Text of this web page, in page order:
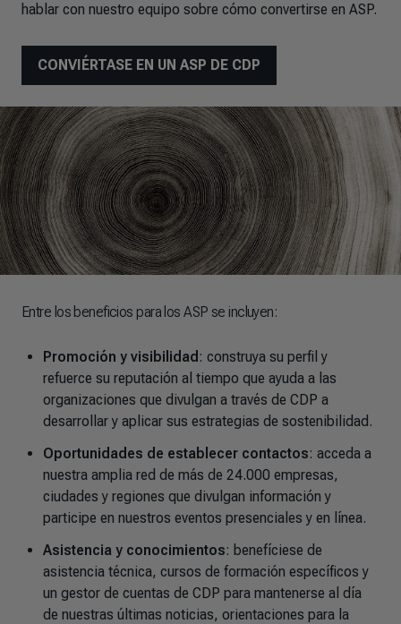
hablar con nuestro equipo sobre cómo convertirse en ASP.
CONVIÉRTASE EN UN ASP DE CDP
Entre los beneficios para los ASP se incluyen:
Promoción y visibilidad : construya su perfil y
refuerce su reputación al tiempo que ayuda a las
organizaciones que divulgan a través de CDP a
desarrollar y aplicar sus estrategias de sostenibilidad.
Oportunidades de establecer contactos: acceda a
nuestra amplia red de más de 24.000 empresas,
ciudades y regiones que divulgan información y
participe en nuestros eventos presenciales y en línea.
Asistencia y conocimientos: benefíciese de
asistencia técnica, cursos de formación específicos y
un gestor de cuentas de CDP para mantenerse al día
de nuestras últimas noticias, orientaciones para la